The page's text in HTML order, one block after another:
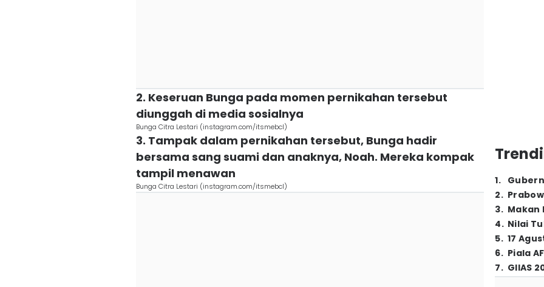
2. Keseruan Bunga pada momen pernikahan tersebut
diunggah di media sosialnya
Bunga Citra Lestari (instagram.com/itsmebcl)
3. Tampak dalam pernikahan tersebut, Bunga hadir
bersama sang suami dan anaknya, Noah. Mereka kompak
tampil menawan
Bunga Citra Lestari (instagram.com/itsmebcl) 1.
2.
3. Makan
4. Nilai
5. 17
6. Piala
7. GIIAS